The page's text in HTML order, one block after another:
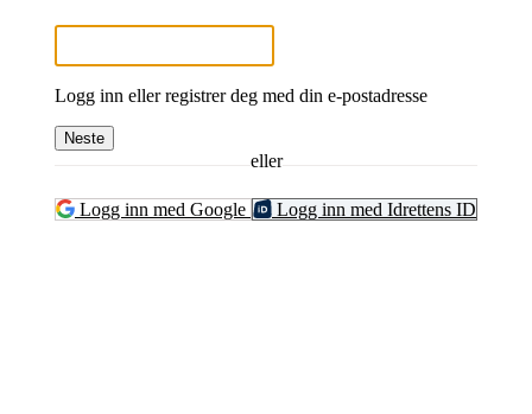
Logg inn eller registrer deg med din e-postadresse
Neste
eller
Logg inn med Google Logg inn med Idrettens ID